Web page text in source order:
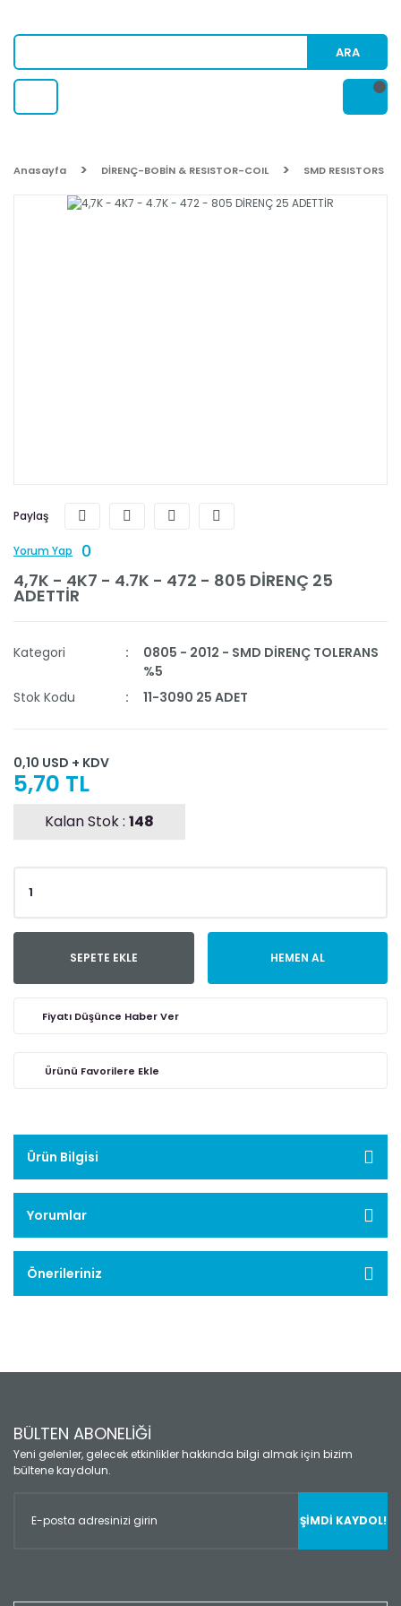
ARA
Anasayfa DİRENÇ-BOBİN & RESISTOR-COIL SMD RESISTORS
Paylaş
Yorum Yap
0
4,7K - 4K7 - 4.7K - 472 - 805 DİRENÇ 25
ADETTİR
Kategori
0805 - 2012 - SMD DİRENÇ TOLERANS
%5
Stok Kodu
11-3090 25 ADET
0,10 USD + KDV
5,70 TL
Kalan Stok : 148
SEPETE EKLE HEMEN AL
Fiyatı Düşünce Haber Ver
Ürün Bilgisi
Yorumlar
Önerileriniz
BÜLTEN ABONELİĞİ
Yeni gelenler, gelecek etkinlikler hakkında bilgi almak için bizim
bültene kaydolun.
ŞİMDİ KAYDOL!